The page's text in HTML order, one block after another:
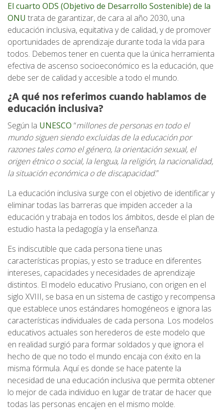
El cuarto ODS (Objetivo de Desarrollo Sostenible) de la
ONU trata de garantizar, de cara al año 2030, una
educación inclusiva, equitativa y de calidad, y de promover
oportunidades de aprendizaje durante toda la vida para
todos. Debemos tener en cuenta que la única herramienta
efectiva de ascenso socioeconómico es la educación, que
debe ser de calidad y accesible a todo el mundo.
¿A qué nos referimos cuando hablamos de
educación inclusiva?
Según la UNESCO “millones de personas en todo el
mundo siguen siendo excluidas de la educación por
razones tales como el género, la orientación sexual, el
origen étnico o social, la lengua, la religión, la nacionalidad,
la situación económica o de discapacidad.”
La educación inclusiva surge con el objetivo de identificar y
eliminar todas las barreras que impiden acceder a la
educación y trabaja en todos los ámbitos, desde el plan de
estudio hasta la pedagogía y la enseñanza.
Es indiscutible que cada persona tiene unas
características propias, y esto se traduce en diferentes
intereses, capacidades y necesidades de aprendizaje
distintos. El modelo educativo Prusiano, con origen en el
siglo XVIII, se basa en un sistema de castigo y recompensa
que establece unos estándares homogéneos e ignora las
características individuales de cada persona. Los modelos
educativos actuales son herederos de este modelo que
en realidad surgió para formar soldados y que ignora el
hecho de que no todo el mundo encaja con éxito en la
misma fórmula. Aquí es donde se hace patente la
necesidad de una educación inclusiva que permita obtener
lo mejor de cada individuo en lugar de tratar de hacer que
todas las personas encajen en el mismo molde.